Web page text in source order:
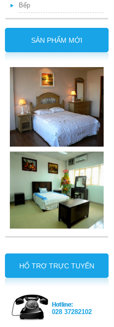
Bếp
SẢN PHẨM MỚI
HỔ TRỢ TRỰC TUYẾN
028 37282102